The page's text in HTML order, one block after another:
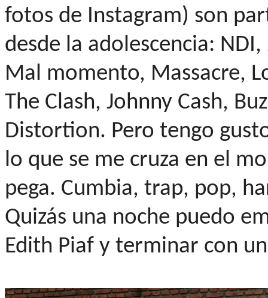
fotos de Instagram) son
desde la adolescencia:
Mal momento, Massacre,
The Clash, Johnny Cash,
Distortion. Pero tengo
lo que se me cruza en el
pega. Cumbia, trap, pop,
Quizás una noche puedo
Edith Piaf y terminar con